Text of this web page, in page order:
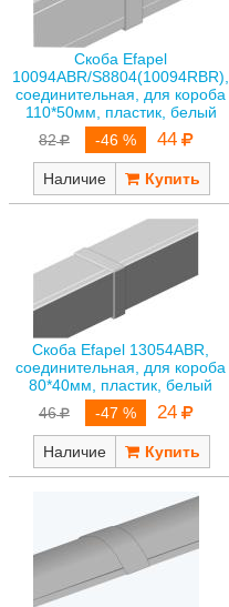
Скоба Efapel
10094ABR/S8804(10094RBR),
соединительная, для короба
110*50мм, пластик, белый
82
-46 % 44
Наличие
Скоба Efapel 13054ABR,
соединительная, для короба
80*40мм, пластик, белый
46
-47 % 24
Наличие